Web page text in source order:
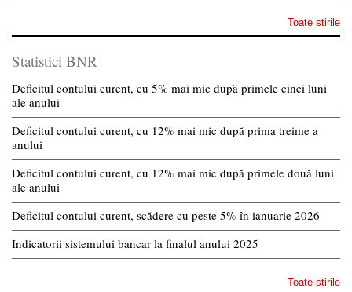
Toate stirile
Statistici BNR
Deficitul contului curent, cu 5% mai mic după primele cinci luni
ale anului
Deficitul contului curent, cu 12% mai mic după prima treime a
anului
Deficitul contului curent, cu 12% mai mic după primele două luni
ale anului
Deficitul contului curent, scădere cu peste 5% în ianuarie 2026
Indicatorii sistemului bancar la finalul anului 2025
Toate stirile